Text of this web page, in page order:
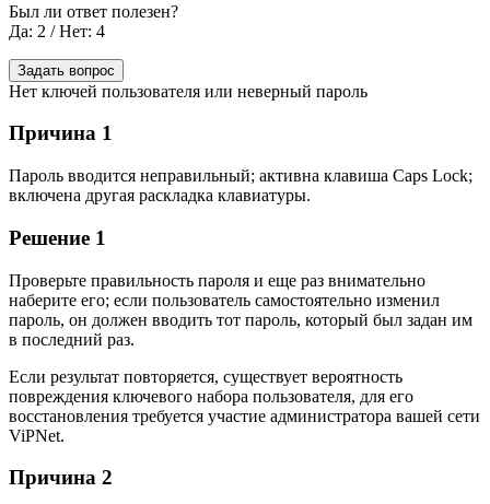
Был ли ответ полезен?
Да: 2 / Нет: 4
Задать вопрос
Нет ключей пользователя или неверный пароль
Причина 1
Пароль вводится неправильный; активна клавиша Caps Lock;
включена другая раскладка клавиатуры.
Решение 1
Проверьте правильность пароля и еще раз внимательно
наберите его; если пользователь самостоятельно изменил
пароль, он должен вводить тот пароль, который был задан им
в последний раз.
Если результат повторяется, существует вероятность
повреждения ключевого набора пользователя, для его
восстановления требуется участие администратора вашей сети
ViPNet.
Причина 2